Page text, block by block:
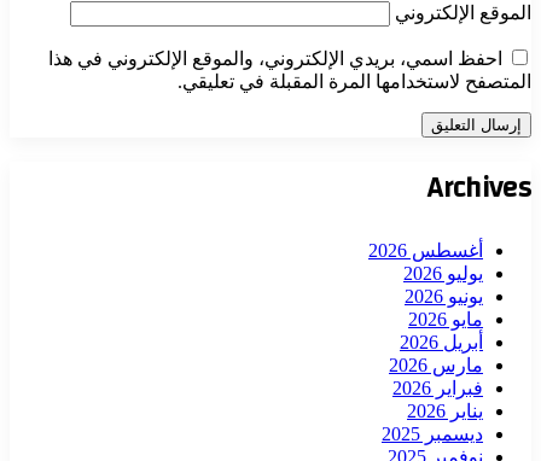
الموقع الإلكتروني
احفظ اسمي، بريدي الإلكتروني، والموقع الإلكتروني في هذا
المتصفح لاستخدامها المرة المقبلة في تعليقي.
Archives
أغسطس 2026
يوليو 2026
يونيو 2026
مايو 2026
أبريل 2026
مارس 2026
فبراير 2026
يناير 2026
ديسمبر 2025
نوفمبر 2025